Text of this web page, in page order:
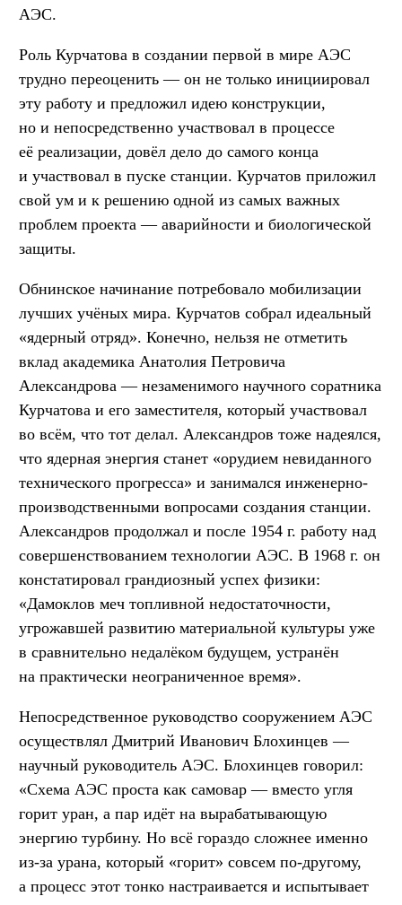
АЭС.
Роль Курчатова в создании первой в мире АЭС
трудно переоценить — он не только инициировал
эту работу и предложил идею конструкции,
но и непосредственно участвовал в процессе
её реализации, довёл дело до самого конца
и участвовал в пуске станции. Курчатов приложил
свой ум и к решению одной из самых важных
проблем проекта — аварийности и биологической
защиты.
Обнинское начинание потребовало мобилизации
лучших учёных мира. Курчатов собрал идеальный
«ядерный отряд». Конечно, нельзя не отметить
вклад академика Анатолия Петровича
Александрова — незаменимого научного соратника
Курчатова и его заместителя, который участвовал
во всём, что тот делал. Александров тоже надеялся,
что ядерная энергия станет «орудием невиданного
технического прогресса» и занимался инженерно-
производственными вопросами создания станции.
Александров продолжал и после 1954 г. работу над
совершенствованием технологии АЭС. В 1968 г. он
констатировал грандиозный успех физики:
«Дамоклов меч топливной недостаточности,
угрожавшей развитию материальной культуры уже
в сравнительно недалёком будущем, устранён
на практически неограниченное время».
Непосредственное руководство сооружением АЭС
осуществлял Дмитрий Иванович Блохинцев —
научный руководитель АЭС. Блохинцев говорил:
«Схема АЭС проста как самовар — вместо угля
горит уран, а пар идёт на вырабатывающую
энергию турбину. Но всё гораздо сложнее именно
из-за урана, который «горит» совсем по-другому,
а процесс этот тонко настраивается и испытывает